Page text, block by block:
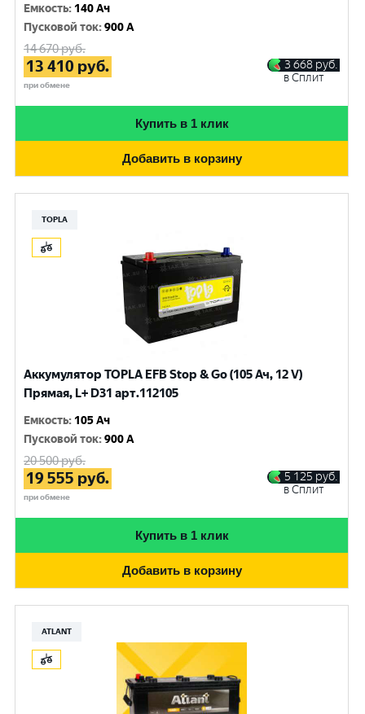
Емкость: 140 Ач
Пусковой ток:900 A
14 670руб.
13 410 руб.
при обмене
3 668 руб.
в Сплит
Купить в 1 клик
Добавить в корзину
TOPLA
Аккумулятор TOPLA EFB Stop & Go (105 Ач, 12 V)
Прямая, L+ D31 арт.112105
Емкость: 105 Ач
Пусковой ток:900 A
20 500руб.
19 555 руб.
при обмене
5 125 руб.
в Сплит
Купить в 1 клик
Добавить в корзину
ATLANT